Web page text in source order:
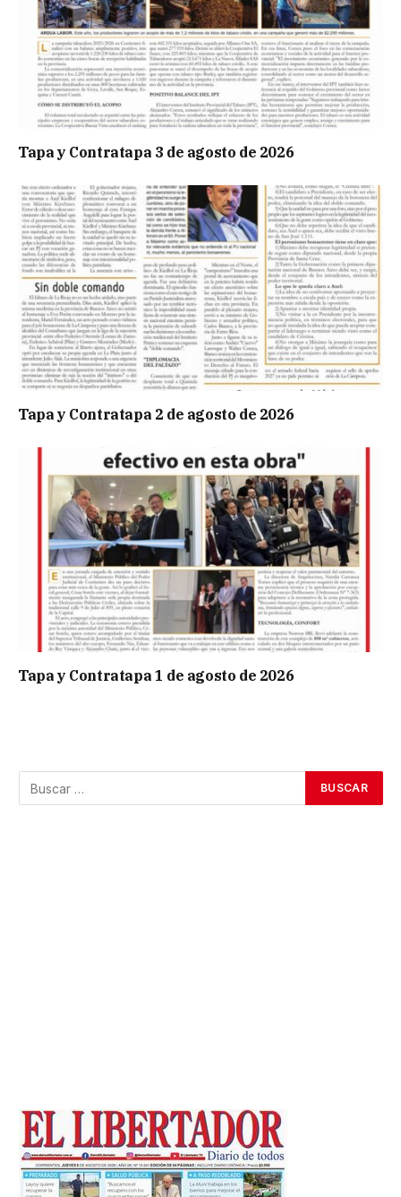
Tapa y Contratapa 3 de agosto de 2026
Tapa y Contratapa 2 de agosto de 2026
Tapa y Contratapa 1 de agosto de 2026